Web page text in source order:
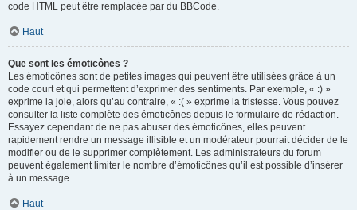
code HTML peut être remplacée par du BBCode.
Haut
Que sont les émoticônes ?
Les émoticônes sont de petites images qui peuvent être utilisées grâce à un
code court et qui permettent d’exprimer des sentiments. Par exemple, « :) »
exprime la joie, alors qu’au contraire, « :( » exprime la tristesse. Vous pouvez
consulter la liste complète des émoticônes depuis le formulaire de rédaction.
Essayez cependant de ne pas abuser des émoticônes, elles peuvent
rapidement rendre un message illisible et un modérateur pourrait décider de le
modifier ou de le supprimer complètement. Les administrateurs du forum
peuvent également limiter le nombre d’émoticônes qu’il est possible d’insérer
à un message.
Haut